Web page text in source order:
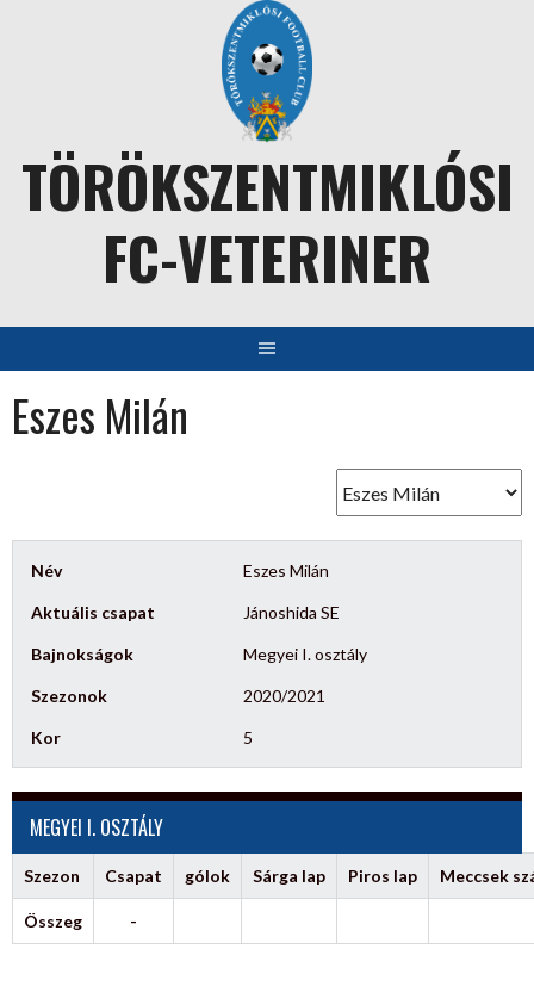
TÖRÖKSZENTMIKLÓSI
FC-VETERINER
Eszes Milán
Név Eszes Milán
Aktuális csapat Jánoshida SE
Bajnokságok Megyei I. osztály
Szezonok 2020/2021
Kor 5
MEGYEI I. OSZTÁLY
Szezon Csapat gólok Sárga lap Piros lap Meccsek
Összeg -